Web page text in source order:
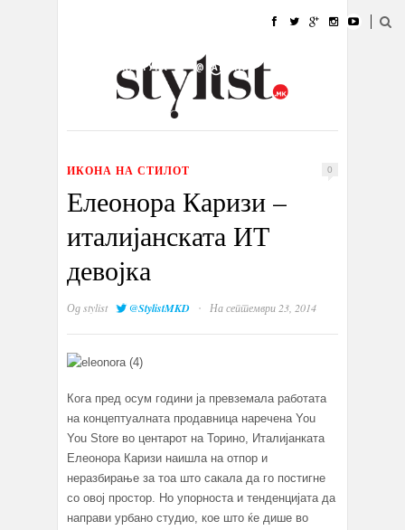
УБАВИНА
КУЛТУРА @РАБОТА
ИЗЛОГ
ИКОНА НА СТИЛОТ 0
Елеонора Каризи –
италијанската ИТ
девојка
Одstylist @StylistMKD · На септември 23, 2014
Кога пред осум години ја превземала работата
на концептуалната продавница наречена You
You Store во центарот на Торино, Италијанката
Елеонора Каризи наишла на отпор и
неразбирање за тоа што сакала да го постигне
со овој простор. Но упорноста и тенденцијата да
направи урбано студио, кое што ќе дише во